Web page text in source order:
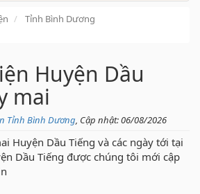
Tỉnh Bình Dương
Huyện Dầu
mai
Tỉnh Bình Dương, Cập nhật: 06/08/2026
Huyện Dầu Tiếng và các ngày tới tại
Dầu Tiếng được chúng tôi mới cập